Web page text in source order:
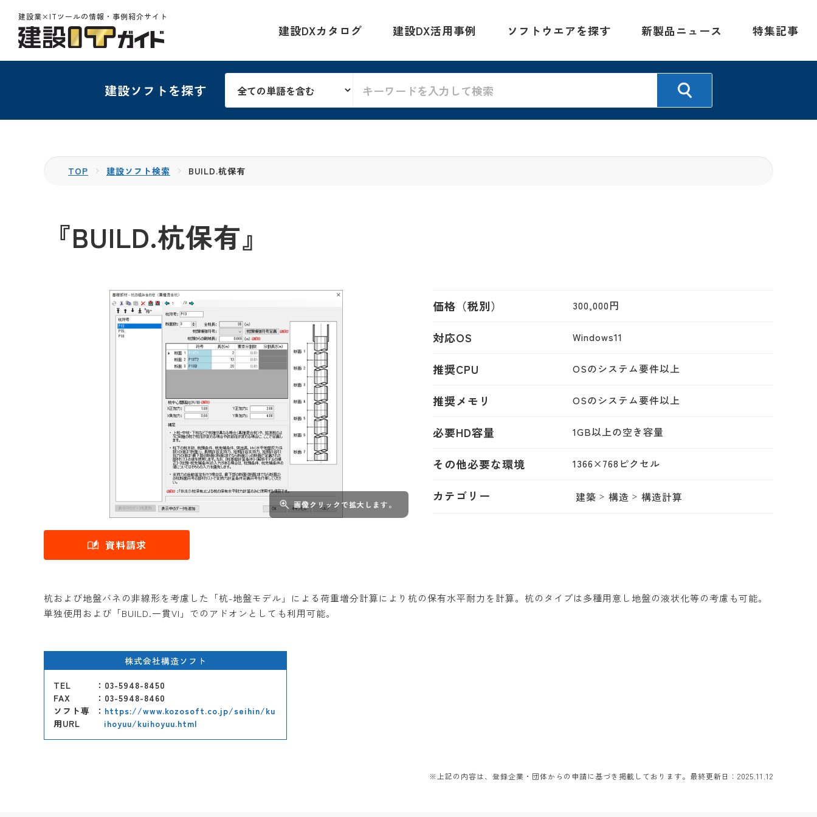
建設業×ITツールの情報・事例紹介サイト
建設DXカタログ 建設DX活用事例 ソフトウエアを探す 新製品ニュース 特集記事
建設ソフトを探す
TOP 建設ソフト検索 BUILD.杭保有
『BUILD.杭保有』
画像クリックで拡大します。
資料請求
価格（税別） 300,000円
対応OS Windows11
推奨CPU OSのシステム要件以上
推奨メモリ OSのシステム要件以上
必要HD容量 1GB以上の空き容量
その他必要な環境 1366×768ピクセル
カテゴリー 建築 構造 構造計算
杭および地盤バネの非線形を考慮した「杭-地盤モデル」による荷重増分計算により杭の保有水平耐力を計算。杭のタイプは多種用意し地盤の液状化等の考慮も可能。
単独使用および「BUILD.一貫VI」でのアドオンとしても利用可能。
株式会社構造ソフト
TEL
：03-5948-8450
FAX
：03-5948-8460
ソフト専
用URL
： https://www.kozosoft.co.jp/seihin/ku
ihoyuu/kuihoyuu.html
※上記の内容は、登録企業・団体からの申請に基づき掲載しております。最終更新日：2025.11.12